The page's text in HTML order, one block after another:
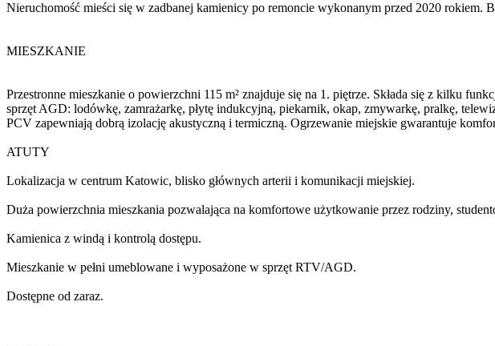
Nieruchomość mieści się w zadbanej kamienicy po remoncie wykonanym przed 2020 rokiem.
MIESZKANIE
Przestronne mieszkanie o powierzchni 115 m² znajduje się na 1. piętrze. Składa się z kilku
sprzęt AGD: lodówkę, zamrażarkę, płytę indukcyjną, piekarnik, okap, zmywarkę, pralkę,
PCV zapewniają dobrą izolację akustyczną i termiczną. Ogrzewanie miejskie gwarantuje
ATUTY
Lokalizacja w centrum Katowic, blisko głównych arterii i komunikacji miejskiej.
Duża powierzchnia mieszkania pozwalająca na komfortowe użytkowanie przez rodziny,
Kamienica z windą i kontrolą dostępu.
Mieszkanie w pełni umeblowane i wyposażone w sprzęt RTV/AGD.
Dostępne od zaraz.